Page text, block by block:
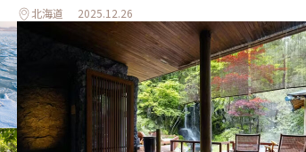
北海道 2025.12.26